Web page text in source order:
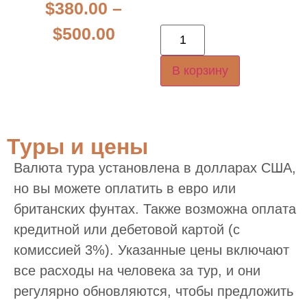
$380.00 –
$500.00
В корзину
Туры и цены
Валюта тура установлена в долларах США,
но вы можете оплатить в евро или
британских фунтах. Также возможна оплата
кредитной или дебетовой картой (с
комиссией 3%). Указанные цены включают
все расходы на человека за тур, и они
регулярно обновляются, чтобы предложить